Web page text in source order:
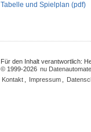
Tabelle und Spielplan (pdf)
Für den Inhalt verantwortlich:
© 1999-2026 nu
Kontakt
Impressum